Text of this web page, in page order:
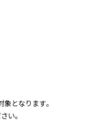
となります。
い。